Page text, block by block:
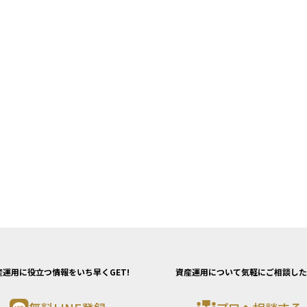
運用に役立つ情報をいち早くGET! 資産運用について気軽にご相談し